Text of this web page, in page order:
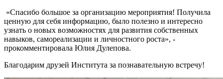
«Спасибо большое за организацию мероприятия! Получила
ценную для себя информацию, было полезно и интересно
узнать о новых возможностях для развития собственных
навыков, самореализации и личностного роста», -
прокомментировала Юлия Дулепова.
Благодарим друзей Института за познавательную встречу!